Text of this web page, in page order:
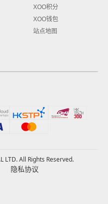
XOO积分
XOO钱包
站点地图
LTD. All Rights Reserved.
隐私协议